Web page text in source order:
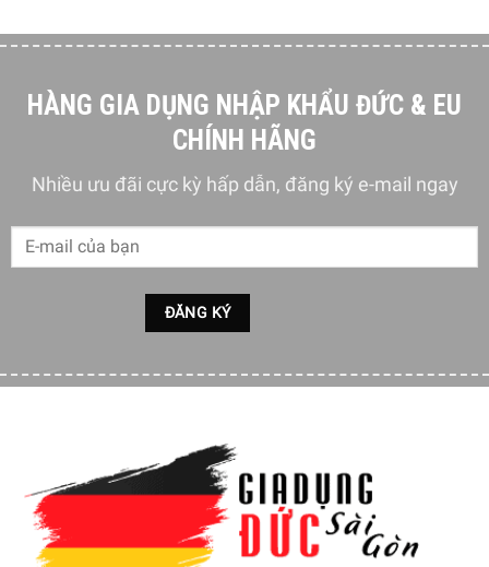
0112007200 tạo nên một điểm nhấn sang trọng và tinh tế
cho bất kỳ không gian nào. Bạn có thể tận hưởng không
chỉ hương vị trà tuyệt hảo mà còn cả vẻ đẹp đáng kinh
ngạc của sản phẩm này.
HÀNG GIA DỤNG NHẬP KHẨU ĐỨC & EU
CHÍNH HÃNG
Nhiều ưu đãi cực kỳ hấp dẫn, đăng ký e-mail ngay